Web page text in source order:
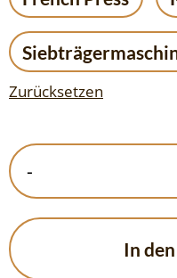
Zurücksetzen
-
In